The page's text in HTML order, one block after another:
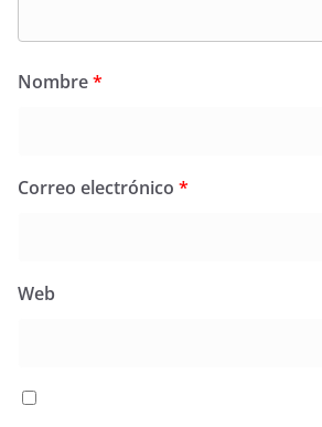
Nombre*
Correo electrónico *
Web